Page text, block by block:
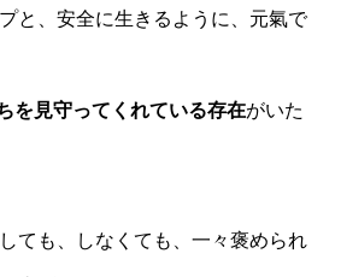
と、安全に生きるように、元氣で
を見守ってくれている存在がいた
ても、しなくても、一々褒められ